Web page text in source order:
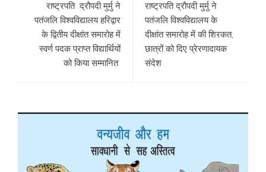
राष्ट्रपति द्रौपदी मुर्मु ने
पतंजलि विश्वविद्यालय हरिद्वार
के द्वितीय दीक्षांत समारोह में
स्वर्ण पदक प्राप्त विद्यार्थियों
को किया सम्मानित
राष्ट्रपति द्रौपदी मुर्मु ने
पतंजलि विश्वविद्यालय के
दीक्षांत समारोह में की शिरकत,
छात्रों को दिए प्रेरणादायक
संदेश